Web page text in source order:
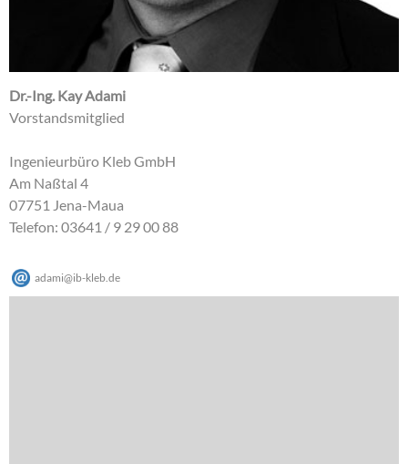
Dr.-Ing. Kay Adami
Vorstandsmitglied
Ingenieurbüro Kleb GmbH
Am Naßtal 4
07751 Jena-Maua
Telefon: 03641 / 9 29 00 88
adami@ib-kleb de